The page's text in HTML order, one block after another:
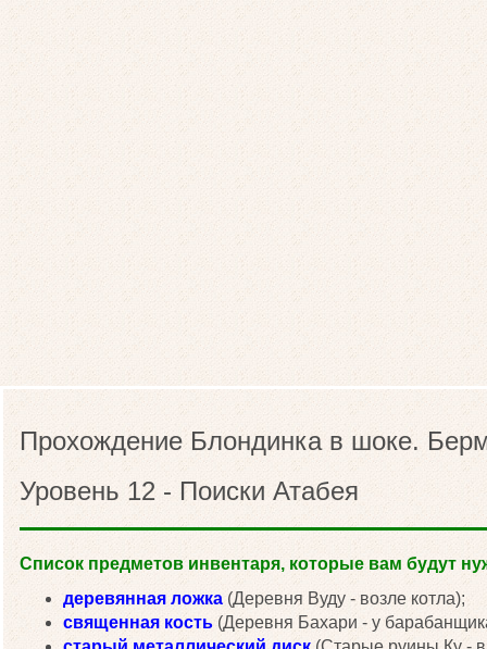
Прохождение Блондинка в шоке.
Уровень 12 - Поиски Атабея
Список предметов инвентаря, которые вам будут
деревянная ложка (Деревня Вуду - возле котла);
священная кость (Деревня Бахари - у